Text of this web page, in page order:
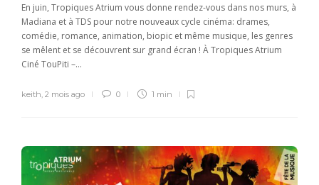
En juin, Tropiques Atrium vous donne rendez-vous dans nos murs, à
Madiana et à TDS pour notre nouveaux cycle cinéma: drames,
comédie, romance, animation, biopic et même musique, les genres
se mêlent et se découvrent sur grand écran ! À Tropiques Atrium
Ciné TouPiti –...
keith 2 mois ago 0 1 min